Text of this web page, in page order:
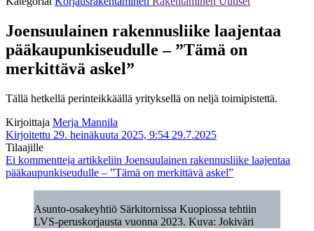
Joensuulainen rakennusliike laajentaa
pääkaupunkiseudulle – ”Tämä on
merkittävä askel”
Tällä hetkellä perinteikkäällä yrityksellä on neljä toimipistettä.
Kirjoittaja Merja Mannila
Kirjoitettu 29. heinäkuuta 2025, 9:54 29.7.2025
Tilaajille
Ei kommentteja artikkeliin Joensuulainen rakennusliike laajentaa
pääkaupunkiseudulle – ”Tämä on merkittävä askel”
Asunto-osakeyhtiö Särkitornissa Kuopiossa tehtiin
LVS-peruskorjausta vuonna 2023. Kuva: Jokiväri